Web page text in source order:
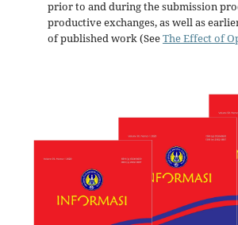
prior to and during the submission
productive exchanges, as well as
of published work (SeeThe Effect of